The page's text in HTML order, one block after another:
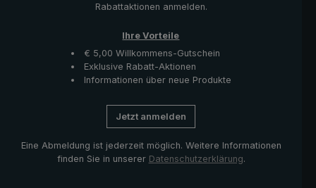
Rabattaktionen anmelden.
Ihre Vorteile
€ 5,00 Willkommens-Gutschein
Exklusive Rabatt-Aktionen
Informationen über neue Produkte
Jetzt anmelden
Eine Abmeldung ist jederzeit möglich. Weitere Informationen
finden Sie in unserer Datenschutzerklärung.